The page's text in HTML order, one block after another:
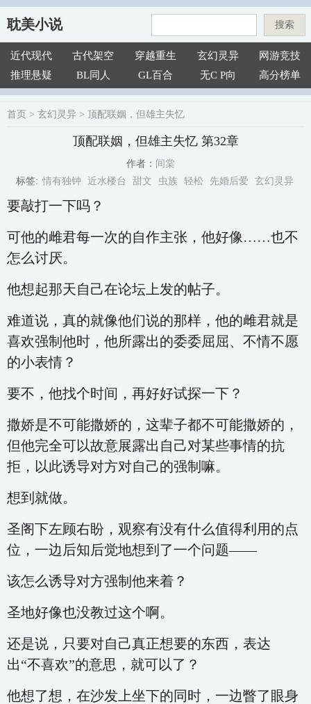
耽美小说 搜索
近代现代 古代架空 穿越重生 玄幻灵异
网游竞技
推理悬疑
BL同人 GL百合 无C P向 高分榜单
首页 > 玄幻灵异 > 顶配联姻，但雄主失忆
顶配联姻，但雄主失忆 第32章
作者： 间棠
标签: 情有独钟 近水楼台 甜文 虫族 轻松 先婚后爱 玄幻灵异
要敲打一下吗？
可他的雌君每一次的自作主张，他好像……也不
怎么讨厌。
他想起那天自己在论坛上发的帖子。
难道说，真的就像他们说的那样，他的雌君就是
喜欢强制他时，他所露出的委委屈屈、不情不愿
的小表情？
要不，他找个时间，再好好试探一下？
撒娇是不可能撒娇的，这辈子都不可能撒娇的，
但他完全可以故意展露出自己对某些事情的抗
拒，以此诱导对方对自己的强制嘛。
想到就做。
圣阁下左顾右盼，观察有没有什么值得利用的点
位，一边后知后觉地想到了一个问题——
该怎么诱导对方强制他来着？
圣地好像也没教过这个啊。
还是说，只要对自己真正想要的东西，表达
出“不喜欢”的意思，就可以了？
他想了想，在沙发上坐下的同时，一边瞥了眼身